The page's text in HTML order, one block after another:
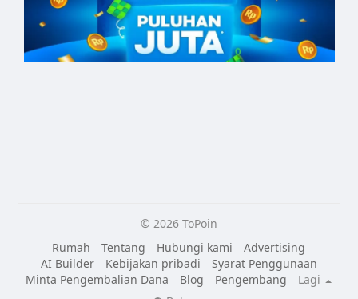
© 2026 ToPoin
Rumah
Tentang Hubungi kami
Advertising
AI Builder
Kebijakan pribadi
Syarat Penggunaan
Minta Pengembalian Dana
Blog Pengembang
Lagi